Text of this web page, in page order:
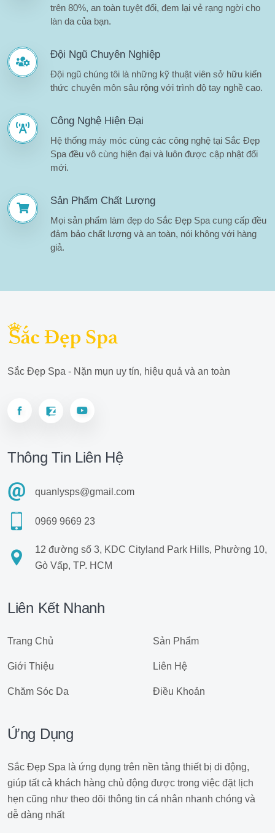
trên 80%, an toàn tuyệt đối, đem lại vẻ rạng ngời cho
làn da của bạn.
Đội Ngũ Chuyên Nghiệp
Đội ngũ chúng tôi là những kỹ thuật viên sở hữu kiến
thức chuyên môn sâu rộng với trình độ tay nghề cao.
Công Nghệ Hiện Đại
Hệ thống máy móc cùng các công nghệ tại Sắc Đẹp
Spa đều vô cùng hiện đại và luôn được cập nhật đổi
mới.
Sản Phẩm Chất Lượng
Mọi sản phẩm làm đẹp do Sắc Đẹp Spa cung cấp đều
đảm bảo chất lượng và an toàn, nói không với hàng
giả.
Sắc Đẹp Spa - Nặn mụn uy tín, hiệu quả và an toàn
Thông Tin Liên Hệ
quanlysps@gmail.com
0969 9669 23
12 đường số 3, KDC Cityland Park Hills, Phường 10,
Gò Vấp, TP. HCM
Liên Kết Nhanh
Trang Chủ
Giới Thiệu
Chăm Sóc Da
Sản Phẩm
Liên Hệ
Điều Khoản
Ứng Dụng
Sắc Đẹp Spa là ứng dụng trên nền tảng thiết bị di động,
giúp tất cả khách hàng chủ động được trong việc đặt lịch
hẹn cũng như theo dõi thông tin cá nhân nhanh chóng và
dễ dàng nhất